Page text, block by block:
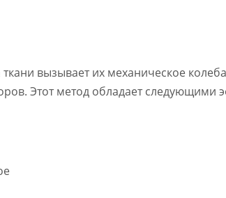
вызывает их механическое
Этот метод обладает следующими